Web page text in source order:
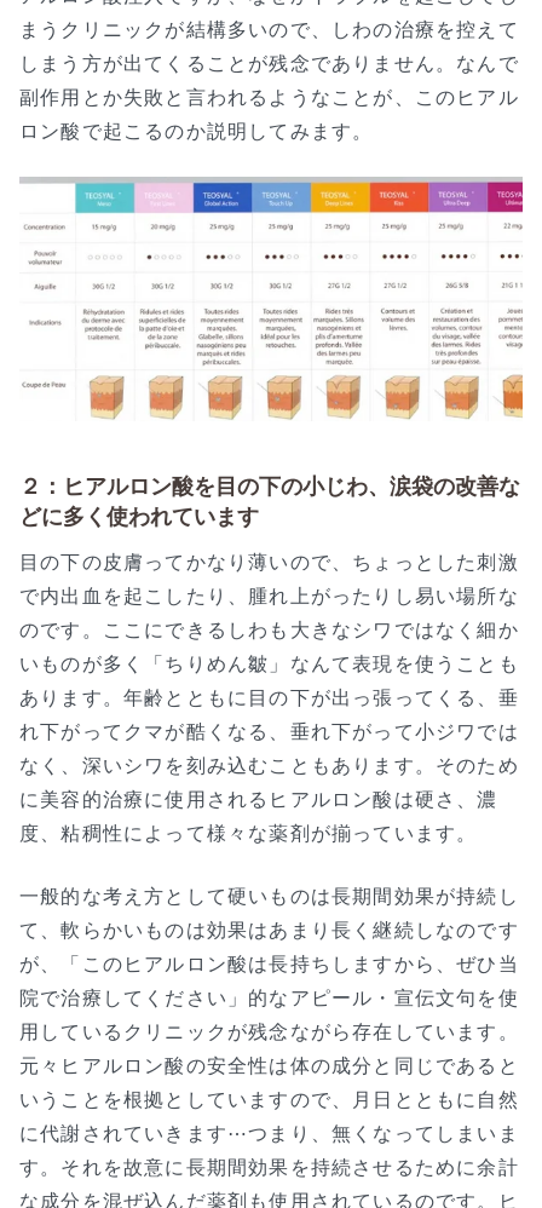
まうクリニックが結構多いので、しわの治療を控えて
しまう方が出てくることが残念でありません。なんで
副作用とか失敗と言われるようなことが、このヒアル
ロン酸で起こるのか説明してみます。
２：ヒアルロン酸を目の下の小じわ、涙袋の改善な
どに多く使われています
目の下の皮膚ってかなり薄いので、ちょっとした刺激
で内出血を起こしたり、腫れ上がったりし易い場所な
のです。ここにできるしわも大きなシワではなく細か
いものが多く「ちりめん皺」なんて表現を使うことも
あります。年齢とともに目の下が出っ張ってくる、垂
れ下がってクマが酷くなる、垂れ下がって小ジワでは
なく、深いシワを刻み込むこともあります。そのため
に美容的治療に使用されるヒアルロン酸は硬さ、濃
度、粘稠性によって様々な薬剤が揃っています。
一般的な考え方として硬いものは長期間効果が持続し
て、軟らかいものは効果はあまり長く継続しなのです
が、「このヒアルロン酸は長持ちしますから、ぜひ当
院で治療してください」的なアピール・宣伝文句を使
用しているクリニックが残念ながら存在しています。
元々ヒアルロン酸の安全性は体の成分と同じであると
いうことを根拠としていますので、月日とともに自然
に代謝されていきます⋯つまり、無くなってしまいま
す。それを故意に長期間効果を持続させるために余計
な成分を混ぜ込んだ薬剤も使用されているのです。ヒ